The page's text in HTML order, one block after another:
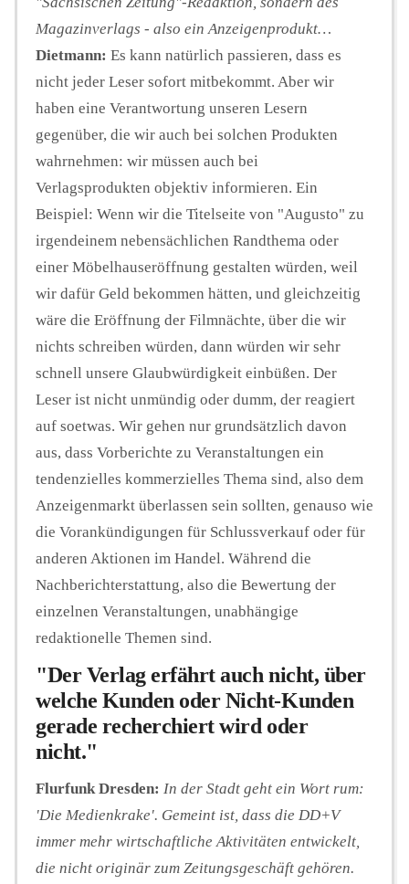
Magazinverlags - also ein Anzeigenprodukt…
Dietmann: Es kann natürlich passieren, dass es
nicht jeder Leser sofort mitbekommt. Aber wir
haben eine Verantwortung unseren Lesern
gegenüber, die wir auch bei solchen Produkten
wahrnehmen: wir müssen auch bei
Verlagsprodukten objektiv informieren. Ein
Beispiel: Wenn wir die Titelseite von "Augusto" zu
irgendeinem nebensächlichen Randthema oder
einer Möbelhauseröffnung gestalten würden, weil
wir dafür Geld bekommen hätten, und gleichzeitig
wäre die Eröffnung der Filmnächte, über die wir
nichts schreiben würden, dann würden wir sehr
schnell unsere Glaubwürdigkeit einbüßen. Der
Leser ist nicht unmündig oder dumm, der reagiert
auf soetwas. Wir gehen nur grundsätzlich davon
aus, dass Vorberichte zu Veranstaltungen ein
tendenzielles kommerzielles Thema sind, also dem
Anzeigenmarkt überlassen sein sollten, genauso wie
die Vorankündigungen für Schlussverkauf oder für
anderen Aktionen im Handel. Während die
Nachberichterstattung, also die Bewertung der
einzelnen Veranstaltungen, unabhängige
redaktionelle Themen sind.
"Der Verlag erfährt auch nicht, über
welche Kunden oder Nicht-Kunden
gerade recherchiert wird oder
nicht."
Flurfunk Dresden: In der Stadt geht ein Wort rum:
'Die Medienkrake'. Gemeint ist, dass die DD+V
immer mehr wirtschaftliche Aktivitäten entwickelt,
die nicht originär zum Zeitungsgeschäft gehören.